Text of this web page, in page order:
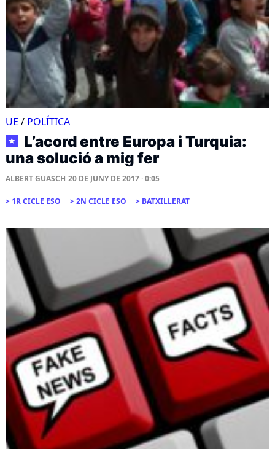
UE / POLÍTICA
★
L’acord entre Europa i Turquia:
una solució a mig fer
ALBERT GUASCH 20 DE JUNY DE 2017 · 0:05
1R CICLE ESO 2N CICLE ESO BATXILLERAT